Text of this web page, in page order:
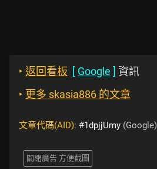
‣ 返回看板 [ Google ] 資訊
‣ 更多 skasia886 的文章
文章代碼(AID): #1dpjjUmy (Google)
關閉廣告 方便截圖